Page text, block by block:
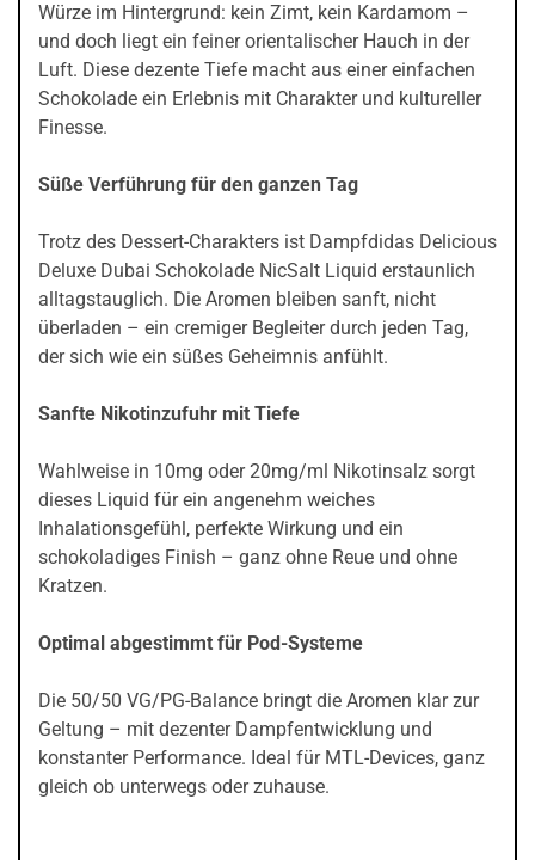
Würze im Hintergrund: kein Zimt, kein Kardamom –
und doch liegt ein feiner orientalischer Hauch in der
Luft. Diese dezente Tiefe macht aus einer einfachen
Schokolade ein Erlebnis mit Charakter und kultureller
Finesse.
Süße Verführung für den ganzen Tag
Trotz des Dessert-Charakters ist Dampfdidas Delicious
Deluxe Dubai Schokolade NicSalt Liquid erstaunlich
alltagstauglich. Die Aromen bleiben sanft, nicht
überladen – ein cremiger Begleiter durch jeden Tag,
der sich wie ein süßes Geheimnis anfühlt.
Sanfte Nikotinzufuhr mit Tiefe
Wahlweise in 10mg oder 20mg/ml Nikotinsalz sorgt
dieses Liquid für ein angenehm weiches
Inhalationsgefühl, perfekte Wirkung und ein
schokoladiges Finish – ganz ohne Reue und ohne
Kratzen.
Optimal abgestimmt für Pod-Systeme
Die 50/50 VG/PG-Balance bringt die Aromen klar zur
Geltung – mit dezenter Dampfentwicklung und
konstanter Performance. Ideal für MTL-Devices, ganz
gleich ob unterwegs oder zuhause.